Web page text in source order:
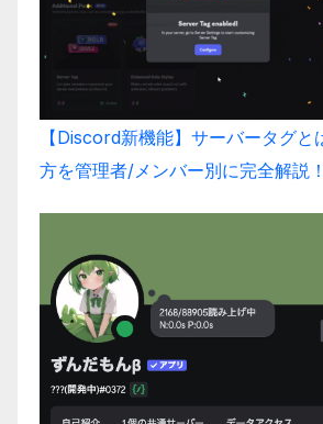
【Discord新機能】サーバータグと
方を管理者/メンバー別に完全解説！